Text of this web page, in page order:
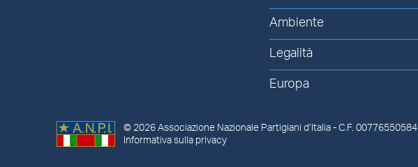
Ambiente
Legalità
Europa
© 2026 Associazione Nazionale Partigiani d’Italia- C.F. 00776550584
Informativa sulla privacy